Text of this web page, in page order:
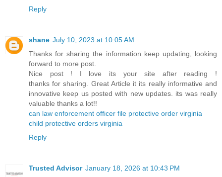
Reply
shane July 10, 2023 at 10:05 AM
Thanks for sharing the information keep updating, looking
forward to more post.
Nice post ! I love its your site after reading !
thanks for sharing. Great Article it its really informative and
innovative keep us posted with new updates. its was really
valuable thanks a lot!!
can law enforcement officer file protective order virginia
child protective orders virginia
Reply
Trusted Advisor January 18, 2026 at 10:43 PM